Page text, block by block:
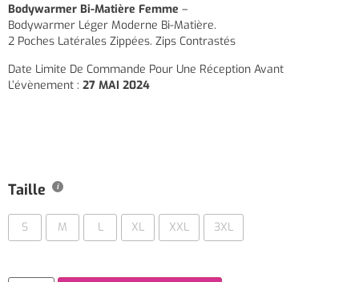
Bodywarmer Bi-Matière Femme –
Bodywarmer Léger Moderne Bi-Matière.
2 Poches Latérales Zippées. Zips Contrastés
Date Limite De Commande Pour Une Réception Avant
L’évènement : 27 MAI 2024
Taille
S M L XL XXL 3XL